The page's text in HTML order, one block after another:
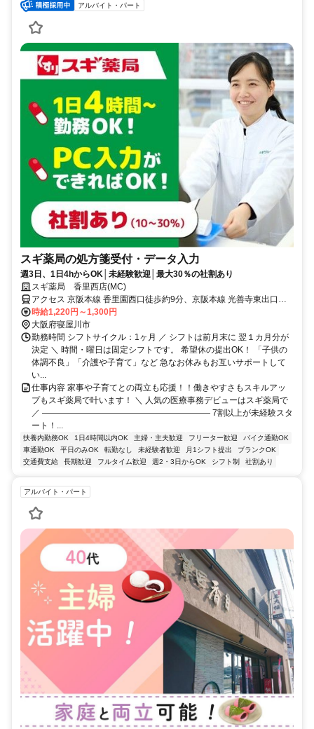
アルバイト・パート
スギ薬局の処方箋受付・データ入力
週3日、1日4hからOK│未経験歓迎│最大30％の社割あり
スギ薬局 香里西店(MC)
アクセス 京阪本線 香里園西口徒歩約9分、京阪本線 光善寺東出口徒
歩約18分、京阪本線 寝屋川市北改札口徒歩約36分
時給1,220円～1,300円
大阪府寝屋川市
勤務時間 シフトサイクル：1ヶ月 ／ シフトは前月末に 翌１カ月分が
決定 ＼ 時間・曜日は固定シフトです。 希望休の提出OK！ 「子供の
体調不良」「介護や子育て」など 急なお休みもお互いサポートして
い...
仕事内容 家事や子育てとの両立も応援！！働きやすさもスキルアッ
プもスギ薬局で叶います！ ＼ 人気の医療事務デビューはスギ薬局で
／ ―――――――――――――――――――― 7割以上が未経験スタ
ート！...
扶養内勤務OK 1日4時間以内OK 主婦・主夫歓迎 フリーター歓迎
バイク通勤OK
車通勤OK
平日のみOK 転勤なし 未経験者歓迎 月1シフト提出
ブランクOK
交通費支給
長期歓迎 フルタイム歓迎 週2・3日からOK シフト制 社割あり
アルバイト・パート